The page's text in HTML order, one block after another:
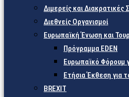
Διμερείς και Διακρατικές
Διεθνείς Οργανισμοί
Ευρωπαϊκή Ένωση και
Πρόγραμμα EDEN
Ευρωπαϊκό Φόρουμ
Ετήσια Έκθεση για
BREXIT